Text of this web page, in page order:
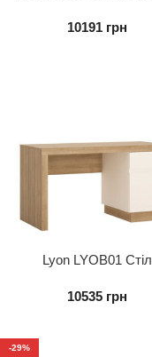
10191 грн
Lyon LYOB01 Стіл
10535 грн
-29%